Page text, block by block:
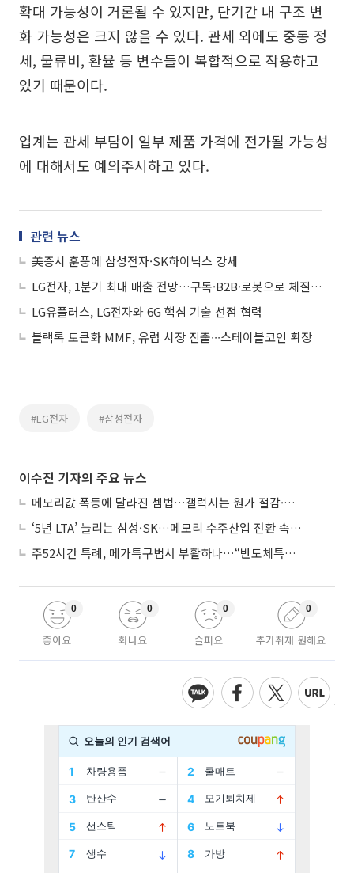
확대 가능성이 거론될 수 있지만, 단기간 내 구조 변
화 가능성은 크지 않을 수 있다. 관세 외에도 중동 정
세, 물류비, 환율 등 변수들이 복합적으로 작용하고
있기 때문이다.
업계는 관세 부담이 일부 제품 가격에 전가될 가능성
에 대해서도 예의주시하고 있다.
관련 뉴스
美증시 훈풍에 삼성전자·SK하이닉스 강세
LG전자, 1분기 최대 매출 전망…구독·B2B·로봇으로 체질 개선
LG유플러스, LG전자와 6G 핵심 기술 선점 협력
블랙록 토큰화 MMF, 유럽 시장 진출∙∙∙스테이블코인 확장
#LG전자 #삼성전자
이수진 기자의 주요 뉴스
메모리값 폭등에 달라진 셈법…갤럭시는 원가 절감·아이폰은 서비스 확대
‘5년 LTA’ 늘리는 삼성·SK…메모리 수주산업 전환 속 다른 셈법
주52시간 특례, 메가특구법서 부활하나…“반도체특별법 담겨야”
좋아요
0
화나요
0
슬퍼요
0
추가취재 원해요
0